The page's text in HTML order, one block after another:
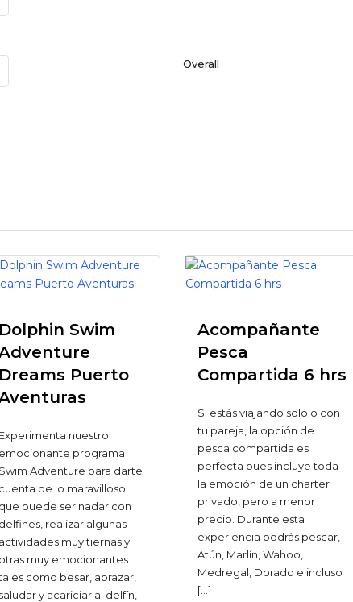
Overall
Dolphin Swim
Dreams Puerto
Experimenta nuestro
emocionante programa
Swim Adventure para darte
cuenta de lo maravilloso
que puede ser nadar con
delfines, realizar algunas
actividades muy tiernas y
otras muy emocionantes
como besar, abrazar,
saludar y acariciar al delfín,
Acompañante
Pesca
Compartida 6 hrs
Si estás viajando solo o con
tu pareja, la opción de
pesca compartida es
perfecta pues incluye toda
la emoción de un charter
privado, pero a menor
precio. Durante esta
experiencia podrás pescar,
Atún, Marlín, Wahoo,
Medregal, Dorado e incluso
[…]